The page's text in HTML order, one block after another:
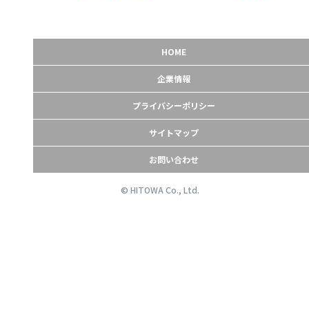
HOME
企業情報
プライバシーポリシー
サイトマップ
お問い合わせ
© HITOWA Co., Ltd.